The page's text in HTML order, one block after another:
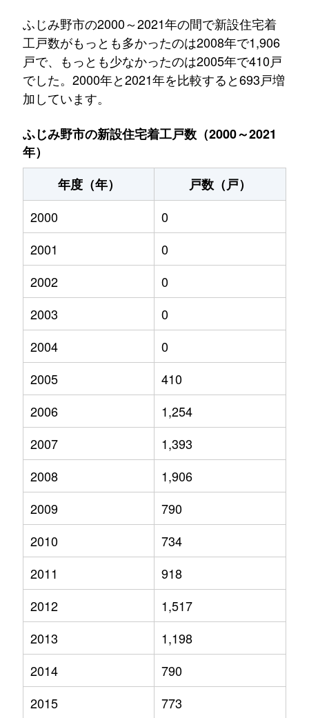
ふじみ野市の2000～2021年の間で新設住宅着
工戸数がもっとも多かったのは2008年で1,906
戸で、もっとも少なかったのは2005年で410戸
でした。2000年と2021年を比較すると693戸増
加しています。
ふじみ野市の新設住宅着工戸数（2000～2021
年）
年度（年）
戸数（戸）
2000
0
2001
0
2002
0
2003
0
2004
0
2005
410
2006
1,254
2007
1,393
2008
1,906
2009
790
2010
734
2011
918
2012
1,517
2013
1,198
2014
790
2015
773